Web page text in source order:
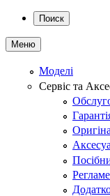
Поиск
Меню
Моделі
Сервіс та